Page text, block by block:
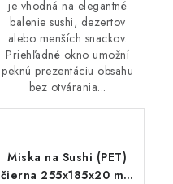
je vhodná na elegantné
balenie sushi, dezertov
alebo menších snackov.
Priehľadné okno umožní
peknú prezentáciu obsahu
bez otvárania...
Miska na Sushi (PET)
čierna 255x185x20 mm